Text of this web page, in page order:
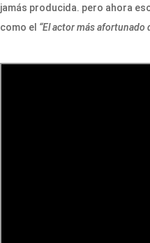
jamás producida. pero ahora
como el “El actor más afortunado